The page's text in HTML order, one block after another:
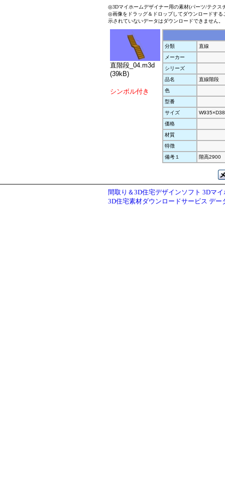
◎3Dマイホームデザイナー用の素材(パーツ/テクス
◎画像をドラッグ＆ドロップしてダウンロードす
示されていないデータはダウンロードできません。
直階段_04.m3d
(39kB)
シンボル付き
分類
直線
メーカー
シリーズ
品名
直線階段
色
型番
サイズ
価格
材質
特徴
備考１
階高2900
間取り＆3D住宅デザインソフト 3Dマ
3D住宅素材ダウンロードサービス デー